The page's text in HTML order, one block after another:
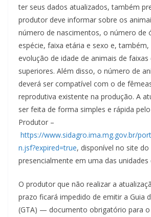
ter seus dados atualizados, também
produtor deve informar sobre os
número de nascimentos, o número de
espécie, faixa etária e sexo e, também,
evolução de idade de animais de faixas
superiores. Além disso, o número de
deverá ser compatível com o de
reprodutiva existente na produção. A
ser feita de forma simples e rápida
Produtor –
https://www.sidagro.ima.mg.gov.br/
n.jsf?expired=true, disponível no site do
presencialmente em uma das unidades
O produtor que não realizar a
prazo ficará impedido de emitir a Guia
(GTA) — documento obrigatório para